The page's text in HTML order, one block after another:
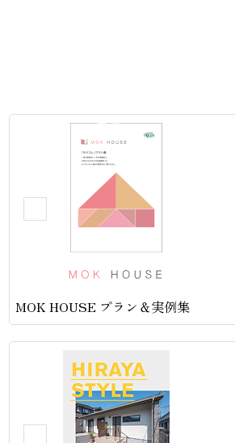
MOK HOUSE プラン＆実例集